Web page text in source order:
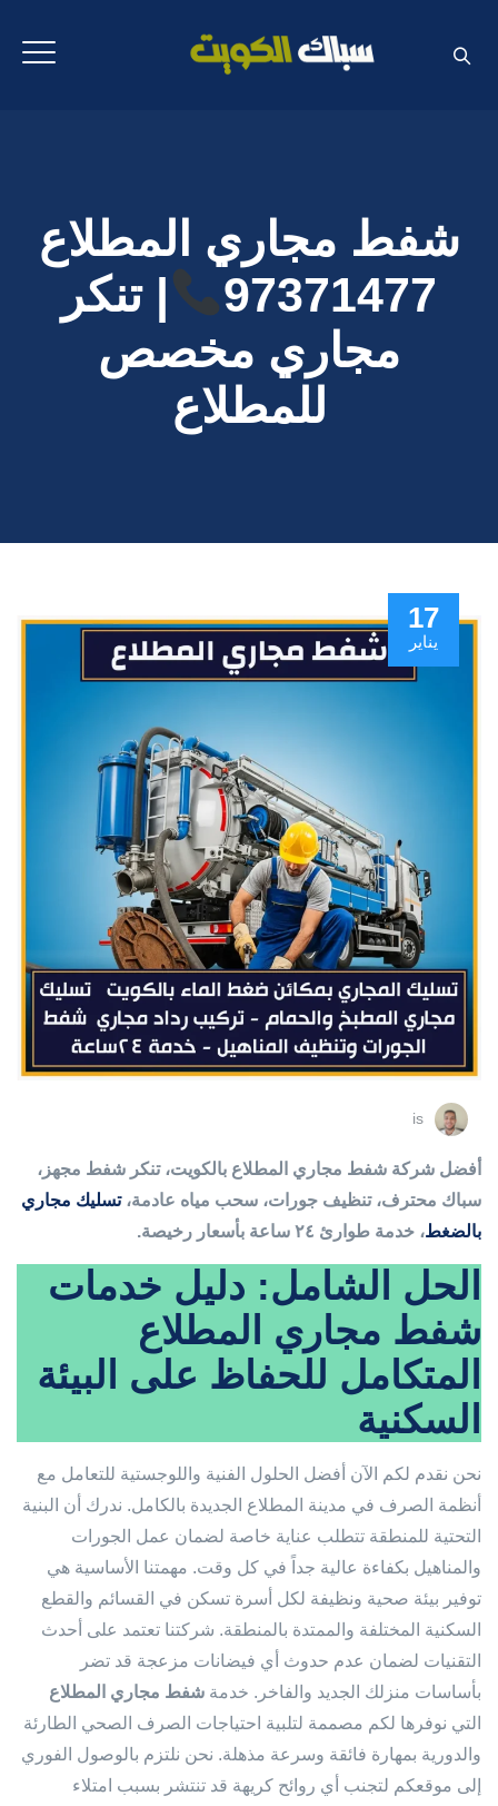
شفط مجاري المطلاع
97371477
| تنكر
مجاري مخصص
للمطلاع
17
يناير
is
أفضل شركة شفط مجاري المطلاع بالكويت، تنكر شفط مجهز،
سباك محترف، تنظيف جورات، سحب مياه عادمة،تسليك مجاري
بالضغط، خدمة طوارئ ٢٤ ساعة بأسعار رخيصة.
الحل الشامل: دليل خدمات
شفط مجاري المطلاع
المتكامل للحفاظ على البيئة
السكنية
نحن نقدم لكم الآن أفضل الحلول الفنية واللوجستية للتعامل مع
أنظمة الصرف في مدينة المطلاع الجديدة بالكامل. ندرك أن البنية
التحتية للمنطقة تتطلب عناية خاصة لضمان عمل الجورات
والمناهيل بكفاءة عالية جداً في كل وقت. مهمتنا الأساسية هي
توفير بيئة صحية ونظيفة لكل أسرة تسكن في القسائم والقطع
السكنية المختلفة والممتدة بالمنطقة. شركتنا تعتمد على أحدث
التقنيات لضمان عدم حدوث أي فيضانات مزعجة قد تضر
بأساسات منزلك الجديد والفاخر. خدمة شفط مجاري المطلاع
التي نوفرها لكم مصممة لتلبية احتياجات الصرف الصحي الطارئة
والدورية بمهارة فائقة وسرعة مذهلة. نحن نلتزم بالوصول الفوري
إلى موقعكم لتجنب أي روائح كريهة قد تنتشر بسبب امتلاء